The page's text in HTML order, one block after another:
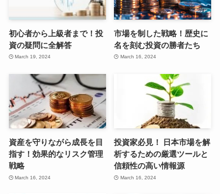
初心者から上級者まで！投
資の疑問に全解答
March 19, 2024
市場を制した戦略！歴史に
名を刻む投資の勝者たち
March 16, 2024
資産を守りながら成長を目
指す！効果的なリスク管理
戦略
March 16, 2024
投資家必見！ 日本市場を解
析するための厳選ツールと
信頼性の高い情報源
March 16, 2024